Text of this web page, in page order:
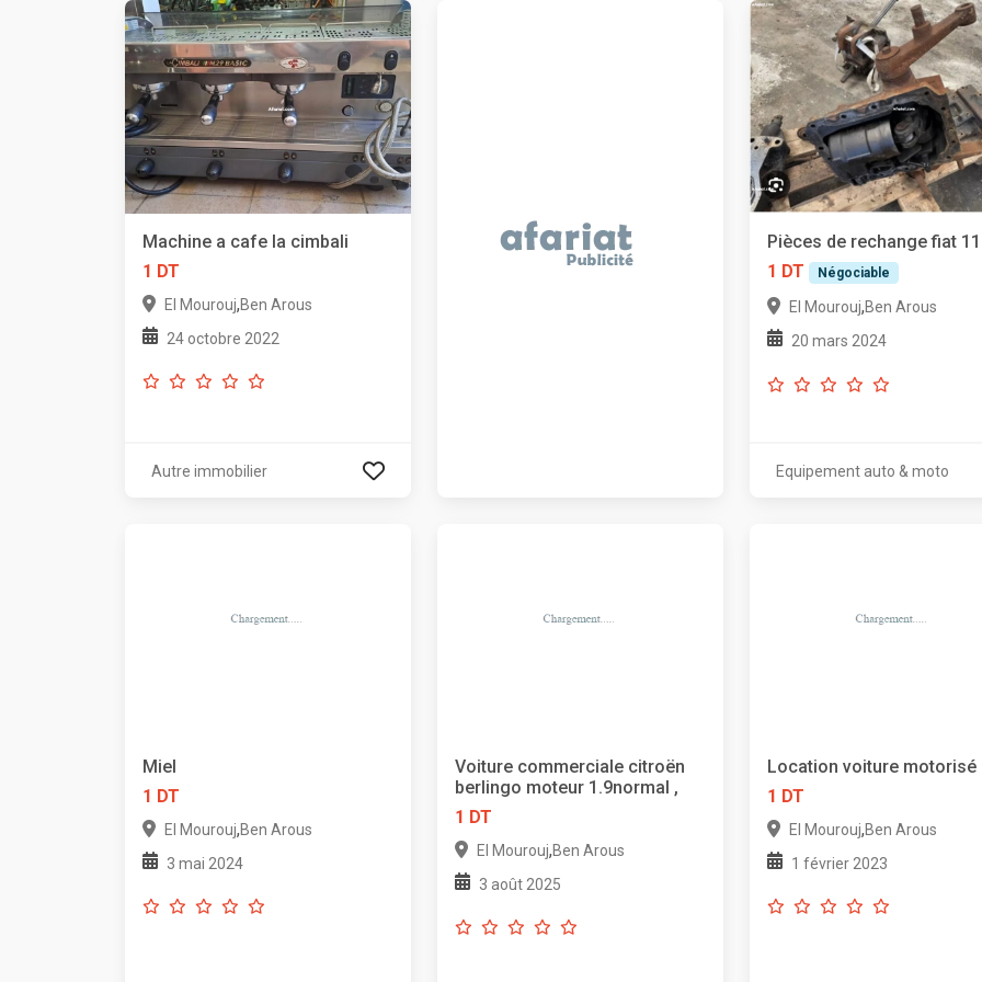
Machine a cafe la cimbali
1 DT
El Mourouj,Ben Arous
24 octobre 2022
Autre immobilier
Pièces de rechange fiat
1 DT
Négociable
El Mourouj,Ben Arous
20 mars 2024
Equipement auto & moto
Miel
1 DT
El Mourouj,Ben Arous
3 mai 2024
Voiture commerciale citroën
berlingo moteur 1.9normal ,
1 DT
El Mourouj,Ben Arous
3 août 2025
Location voiture motorisé
1 DT
El Mourouj,Ben Arous
1 février 2023